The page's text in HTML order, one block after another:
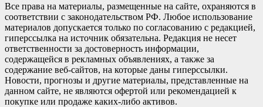
Все права на материалы, размещенные на сайте, охраняются в
соответствии с законодательством РФ. Любое использование
материалов допускается только по согласованию с редакцией,
гиперссылка на источник обязательна. Редакция не несет
ответственности за достоверность информации,
содержащейся в рекламных объявлениях, а также за
содержание веб-сайтов, на которые даны гиперссылки.
Новости, прогнозы и другие материалы, представленные на
данном сайте, не являются офертой или рекомендацией к
покупке или продаже каких-либо активов.